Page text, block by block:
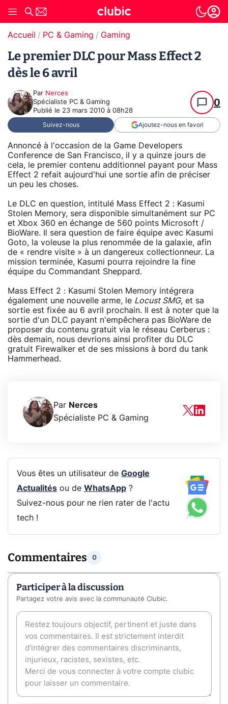
Accueil PC & Gaming Gaming
Le premier DLC pour Mass Effect 2
dès le 6 avril
Par Nerces
Spécialiste PC & Gaming
Publié le 23 mars 2010 à 08h28
0
Suivez-nous Ajoutez-nous en favori
Annoncé à l'occasion de la Game Developers
Conference de San Francisco, il y a quinze jours de
cela, le premier contenu additionnel payant pour Mass
Effect 2 refait aujourd'hui une sortie afin de préciser
un peu les choses.
Le DLC en question, intitulé Mass Effect 2 : Kasumi
Stolen Memory, sera disponible simultanément sur PC
et Xbox 360 en échange de 560 points Microsoft /
BioWare. Il sera question de faire équipe avec Kasumi
Goto, la voleuse la plus renommée de la galaxie, afin
de « rendre visite » à un dangereux collectionneur. La
mission terminée, Kasumi pourra rejoindre la fine
équipe du Commandant Sheppard.
Mass Effect 2 : Kasumi Stolen Memory intégrera
également une nouvelle arme, le Locust SMG, et sa
sortie est fixée au 6 avril prochain. Il est à noter que la
sortie d'un DLC payant n'empêchera pas BioWare de
proposer du contenu gratuit via le réseau Cerberus :
dès demain, nous devrions ainsi profiter du DLC
gratuit Firewalker et de ses missions à bord du tank
Hammerhead.
Par Nerces
Spécialiste PC & Gaming
Vous êtes un utilisateur de Google
Actualitésou de WhatsApp?
Suivez-nous pour ne rien rater de l'actu
tech !
Commentaires 0
Participer à la discussion
Partagez votre avis avec la communauté Clubic.